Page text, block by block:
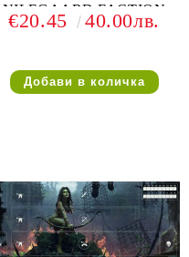
NILFGAARD FACTION
PLAYMAT (ЗА 1 ИГРАЧ)
€20.45 40.00лв.